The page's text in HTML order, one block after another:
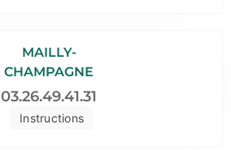
Instructions
MAILLY-
CHAMPAGNE
03.26.49.41.31